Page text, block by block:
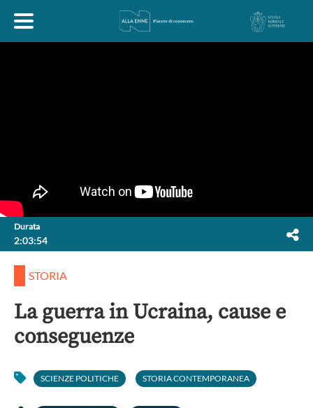
LETTERATURA
POLITICA
Durata
2:03:54
STORIA
La guerra in Ucraina, cause e
conseguenze
SCIENZE POLITICHE STORIA CONTEMPORANEA